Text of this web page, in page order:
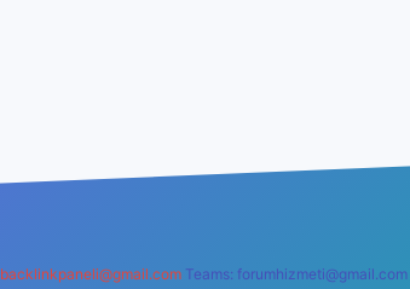
backlinkpaneli@gmail.com Teams: forumhizmeti@gmail.com